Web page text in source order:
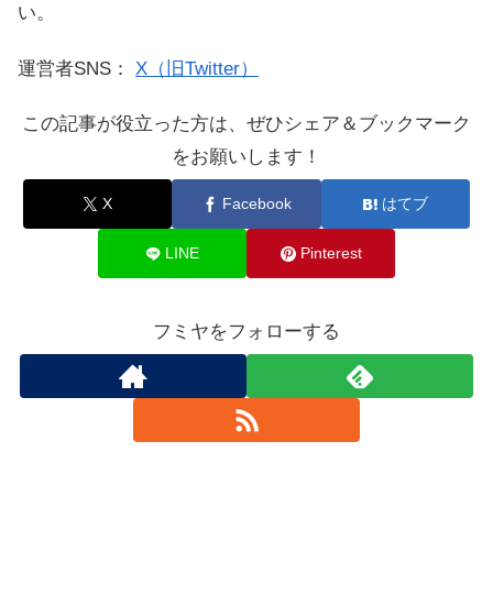
い。
運営者SNS： X（旧Twitter）
この記事が役立った方は、ぜひシェア＆ブックマーク
をお願いします！
X Facebook はてブ
LINE Pinterest
フミヤをフォローする